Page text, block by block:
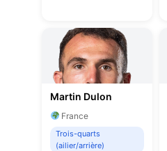
Martin Dulon
France
Trois-quarts
(ailier/arrière)